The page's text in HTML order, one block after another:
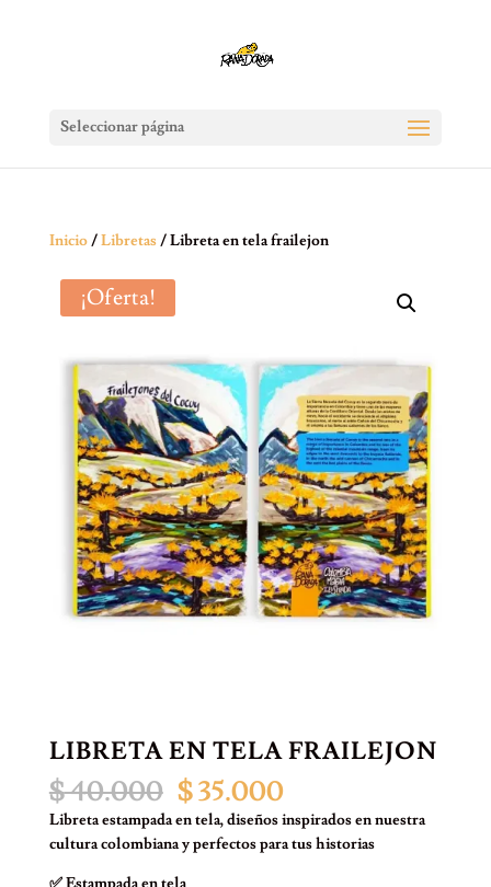
Seleccionar página
Inicio/Libretas/ Libreta en tela frailejon
¡Oferta!
LIBRETA EN TELA FRAILEJON
$40.000 El
precio
original
era:
$35.000El
precio
actual
es:
Libreta estampada en tela, diseños inspirados en nuestra
cultura colombiana y perfectos para tus historias